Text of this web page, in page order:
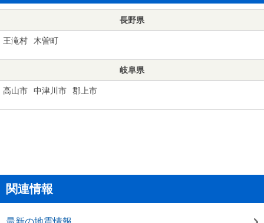
長野県
王滝村 木曽町
岐阜県
高山市 中津川市 郡上市
関連情報